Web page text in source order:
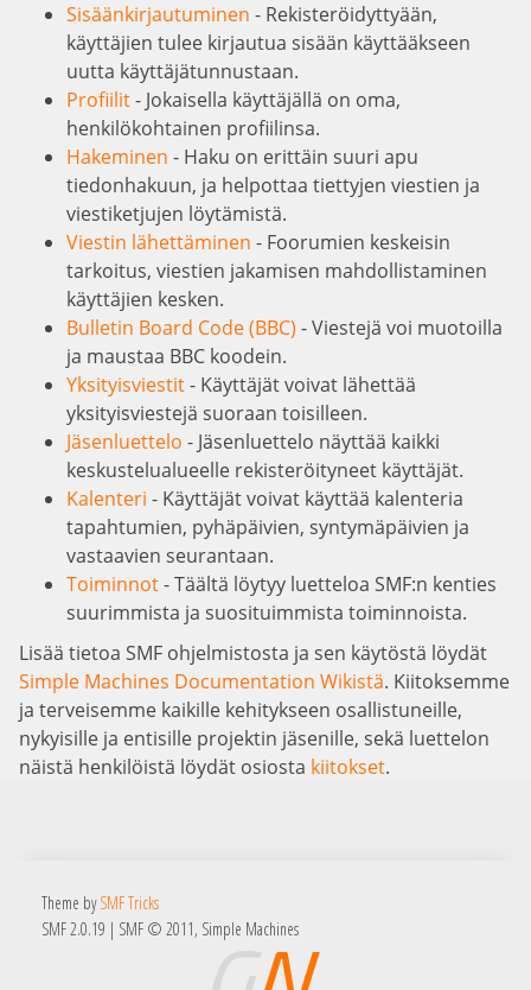
Sisäänkirjautuminen - Rekisteröidyttyään,
käyttäjien tulee kirjautua sisään käyttääkseen
uutta käyttäjätunnustaan.
Profiilit- Jokaisella käyttäjällä on oma,
henkilökohtainen profiilinsa.
Hakeminen - Haku on erittäin suuri apu
tiedonhakuun, ja helpottaa tiettyjen viestien ja
viestiketjujen löytämistä.
Viestin lähettäminen - Foorumien keskeisin
tarkoitus, viestien jakamisen mahdollistaminen
käyttäjien kesken.
Bulletin Board Code (BBC) - Viestejä voi muotoilla
ja maustaa BBC koodein.
Yksityisviestit- Käyttäjät voivat lähettää
yksityisviestejä suoraan toisilleen.
Jäsenluettelo - Jäsenluettelo näyttää kaikki
keskustelualueelle rekisteröityneet käyttäjät.
Kalenteri - Käyttäjät voivat käyttää kalenteria
tapahtumien, pyhäpäivien, syntymäpäivien ja
vastaavien seurantaan.
Toiminnot- Täältä löytyy luetteloa SMF:n kenties
suurimmista ja suosituimmista toiminnoista.
Lisää tietoa SMF ohjelmistosta ja sen käytöstä löydät
Simple Machines Documentation Wikistä. Kiitoksemme
ja terveisemme kaikille kehitykseen osallistuneille,
nykyisille ja entisille projektin jäsenille, sekä luettelon
näistä henkilöistä löydät osiosta kiitokset.
Theme bySMF Tricks
SMF 2.0.19 | SMF © 2011, Simple Machines